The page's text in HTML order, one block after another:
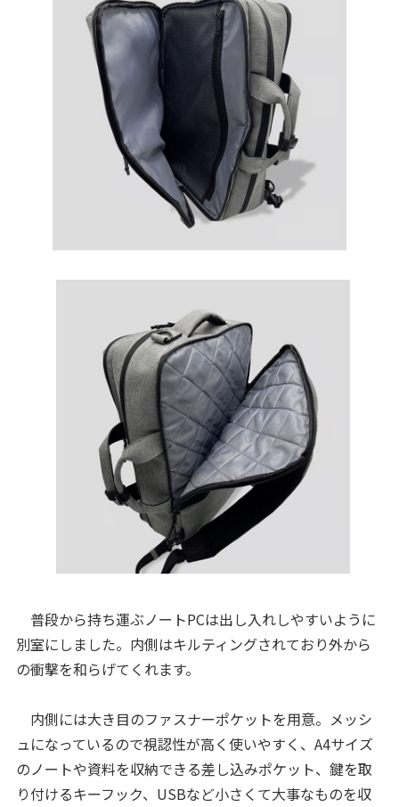
普段から持ち運ぶノートPCは出し入れしやすいように
別室にしました。内側はキルティングされており外から
の衝撃を和らげてくれます。
内側には大き目のファスナーポケットを用意。メッシ
ュになっているので視認性が高く使いやすく、A4サイズ
のノートや資料を収納できる差し込みポケット、鍵を取
り付けるキーフック、USBなど小さくて大事なものを収